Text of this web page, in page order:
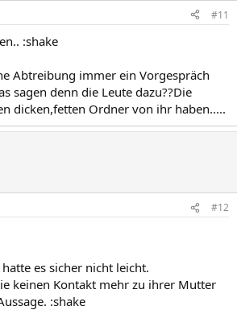
#11
:shake
Abtreibung immer ein Vorgespräch
sagen denn die Leute dazu??Die
dicken,fetten Ordner von ihr haben.....
#12
es sicher nicht leicht.
keinen Kontakt mehr zu ihrer Mutter
:shake